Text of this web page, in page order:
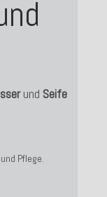
und Seife
Pflege.